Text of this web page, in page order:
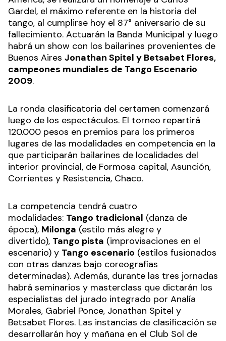
En el acto de apertura, a las 19 en el Sol de
América, se realizará un homenaje a Carlos
Gardel, el máximo referente en la historia del
tango, al cumplirse hoy el 87° aniversario de su
fallecimiento. Actuarán la Banda Municipal y luego
habrá un show con los bailarines provenientes de
campeones mundiales de Tango Escenario
2009.
La ronda clasificatoria del certamen comenzará
luego de los espectáculos. El torneo repartirá
120.000 pesos en premios para los primeros
lugares de las modalidades en competencia en la
interior provincial, de Formosa capital, Asunción,
Corrientes y Resistencia, Chaco.
La competencia tendrá cuatro
modalidades:Tango tradicional(danza de
época),Milonga(estilo más alegre y
divertido),Tango pista(improvisaciones en el
escenario) yTango escenario(estilos fusionados
con otras danzas bajo coreografías
determinadas). Además, durante las tres jornadas
habrá seminarios y masterclass que dictarán los
especialistas del jurado integrado por Analía